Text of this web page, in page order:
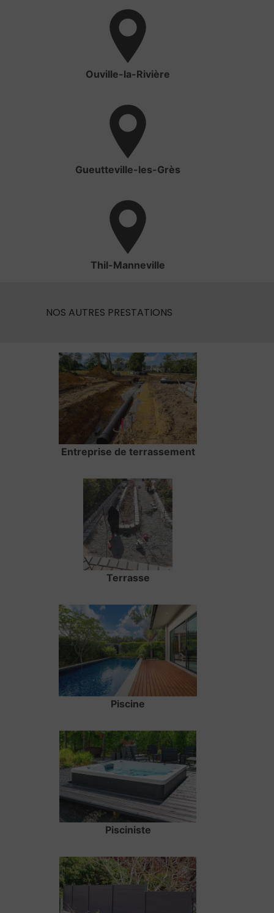
Ouville-la-Rivière
Gueutteville-les-Grès
Thil-Manneville
NOS AUTRES PRESTATIONS
Entreprise de terrassement
Terrasse
Piscine
Pisciniste